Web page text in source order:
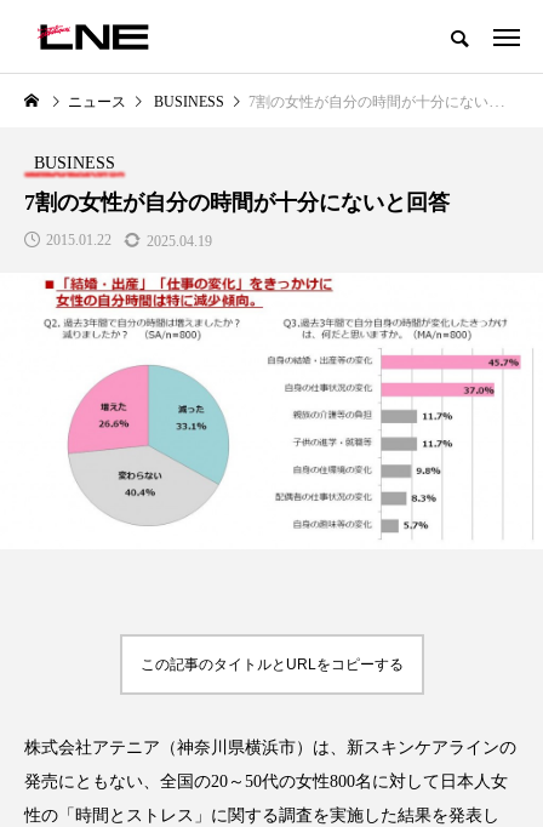
グローバルビューティ＆ヘルスケアビジネス誌
LIFESTYLE
SNSの「加工顔」と美容医療｜AI
がもたらす可能性とこれから
2026.07.13
BUSINESS
GWI調査から読み解く2030年の
都市型スパ――身近なウェルネ
の次世代モデル
2026.08.06
FEATURED 注目の企画
TAG LIST
ニュース BUSINESS 7割の女性が自分の時間が十分にないと回答
BUSINESS
7割の女性が自分の時間が十分にないと回答
2015.01.22 2025.04.19
この記事のタイトルとURLをコピーする
株式会社アテニア（神奈川県横浜市）は、新スキンケアラインの
発売にともない、全国の20～50代の女性800名に対して日本人女
性の「時間とストレス」に関する調査を実施した結果を発表し